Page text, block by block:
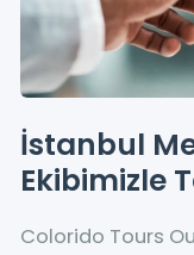
İstanbul
Ekibimizle
Colorido Tours